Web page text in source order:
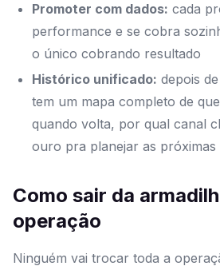
Promoter com dados: cada
performance e se cobra
o único cobrando resultado
Histórico unificado: depois
tem um mapa completo de
quando volta, por qual canal
ouro pra planejar as próximas
Como sair da
operação
Ninguém vai trocar toda a